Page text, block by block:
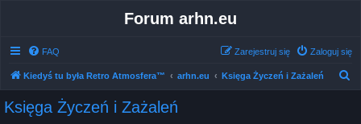
Forum arhn.eu
FAQ Zaloguj się
Zarejestruj się
Kiedyś tu była Retro Atmosfera™ arhn.eu Księga Życzeń i Zażaleń
Księga Życzeń i Zażaleń